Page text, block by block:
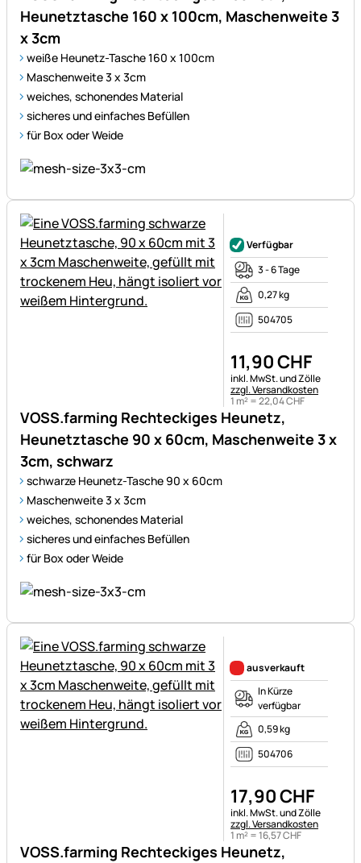
Heunetztasche 160 x 100cm, Maschenweite 3
x 3cm
weiße Heunetz-Tasche 160 x 100cm
Maschenweite 3 x 3cm
weiches, schonendes Material
sicheres und einfaches Befüllen
für Box oder Weide
VOSS.farming Rechteckiges Heunetz,
Heunetztasche 90 x 60cm, Maschenweite 3 x
3cm, schwarz
schwarze Heunetz-Tasche 90 x 60cm
Maschenweite 3 x 3cm
weiches, schonendes Material
sicheres und einfaches Befüllen
für Box oder Weide
Verfügbar
3 - 6 Tage
0,27 kg
504705
11,90CHF
Steuerhinweis:
inkl. MwSt. und Zölle
zzgl. Versandkosten
1 m² =22,04CHF
VOSS.farming Rechteckiges Heunetz,
ausverkauft
In Kürze
verfügbar
0,59 kg
504706
17,90CHF
Steuerhinweis:
inkl. MwSt. und Zölle
zzgl. Versandkosten
1 m² =16,57CHF